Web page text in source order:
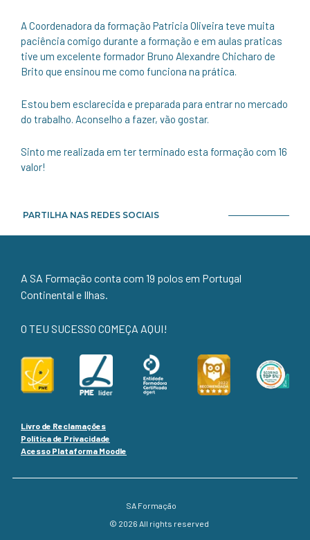
A Coordenadora da formação Patricia Oliveira teve muita
paciência comigo durante a formação e em aulas praticas
tive um excelente formador Bruno Alexandre Chicharo de
Brito que ensinou me como funciona na prática.
Estou bem esclarecida e preparada para entrar no mercado
do trabalho. Aconselho a fazer, vão gostar.
Sinto me realizada em ter terminado esta formação com 16
valor!
PARTILHA NAS REDES SOCIAIS
A SA Formação conta com 19 polos em Portugal
Continental e Ilhas.
O TEU SUCESSO COMEÇA AQUI!
Livro de Reclamações
Política de Privacidade
Acesso Plataforma Moodle
SA Formação
© 2026 All rights reserved